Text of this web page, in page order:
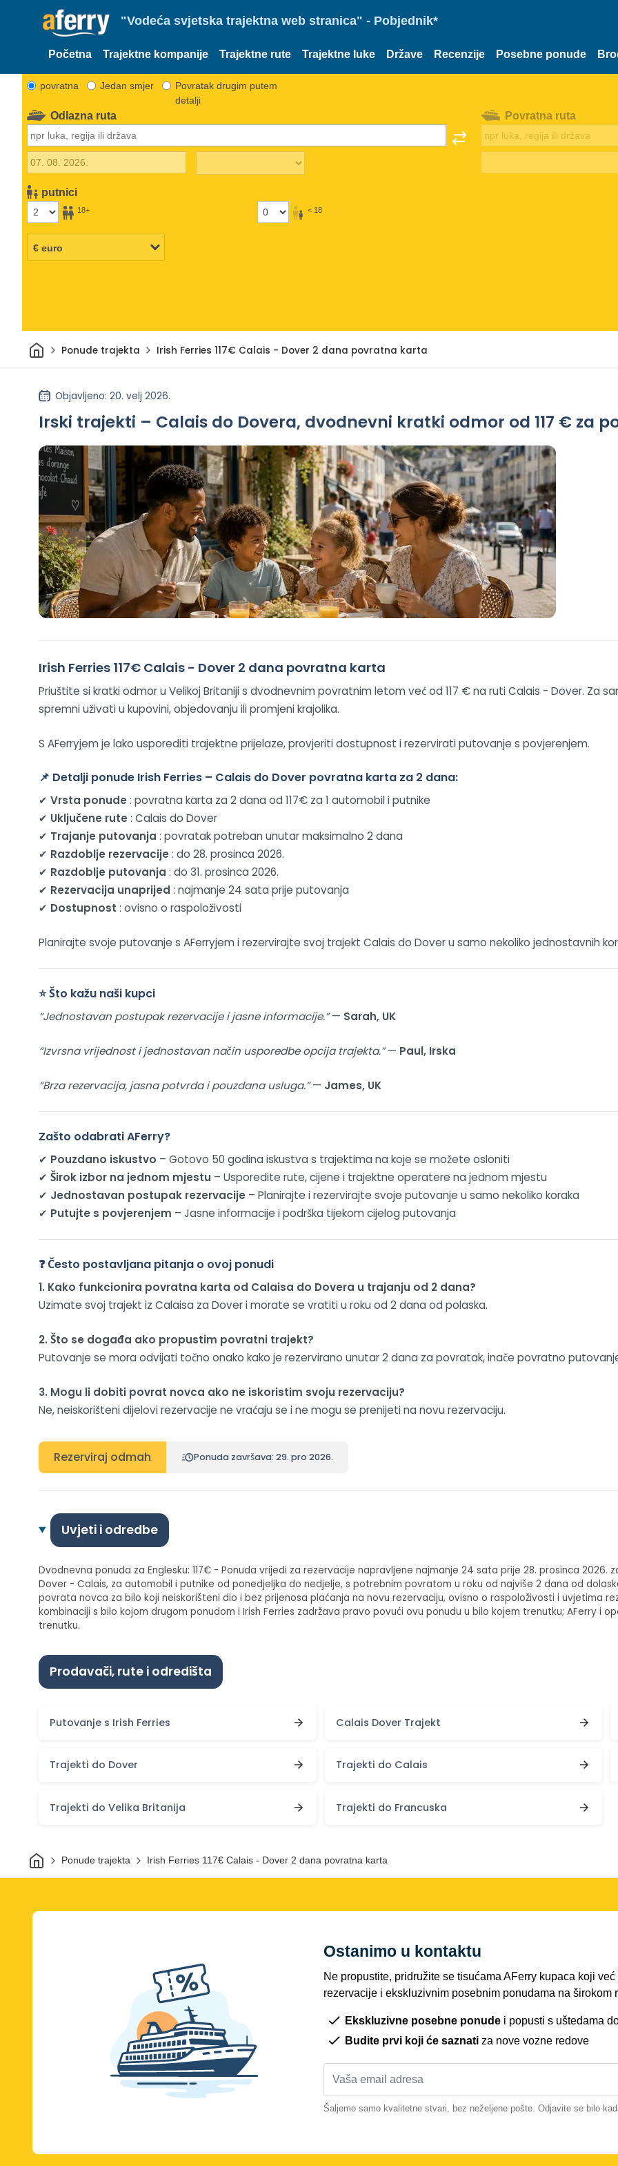
"Vodeća svjetska trajektna web stranica" - Pobjednik*
Početna Trajektne kompanije Trajektne rute Trajektne luke Države Recenzije Posebne ponude
povratna Jedan smjer
Povratak drugim putem
detalji
Odlazna ruta
putnici
18+ < 18
Povratna ruta
DomPonude trajekta Irish Ferries 117€ Calais - Dover 2 dana povratna karta
Objavljeno: 20. velj 2026.
Irski trajekti – Calais do Dovera, dvodnevni kratki odmor od 117 € za
Irish Ferries 117€ Calais - Dover 2 dana povratna karta
Priuštite si kratki odmor u Velikoj Britaniji s dvodnevnim povratnim letom već od 117 € na ruti Calais - Dover. Za
spremni uživati u kupovini, objedovanju ili promjeni krajolika.
S AFerryjem je lako usporediti trajektne prijelaze, provjeriti dostupnost i rezervirati putovanje s povjerenjem.
📌 Detalji ponude Irish Ferries – Calais do Dover povratna karta za 2 dana:
✔ Vrsta ponude: povratna karta za 2 dana od 117€ za 1 automobil i putnike
✔ Uključene rute: Calais do Dover
✔ Trajanje putovanja : povratak potreban unutar maksimalno 2 dana
✔ Razdoblje rezervacije: do 28. prosinca 2026.
✔ Razdoblje putovanja : do 31. prosinca 2026.
✔ Rezervacija unaprijed : najmanje 24 sata prije putovanja
✔ Dostupnost : ovisno o raspoloživosti
Planirajte svoje putovanje s AFerryjem i rezervirajte svoj trajekt Calais do Dover u samo nekoliko jednostavnih
⭐ Što kažu naši kupci
“Jednostavan postupak rezervacije i jasne informacije.”— Sarah, UK
“Izvrsna vrijednost i jednostavan način usporedbe opcija trajekta.”— Paul, Irska
“Brza rezervacija, jasna potvrda i pouzdana usluga.”— James, UK
Zašto odabrati AFerry?
✔ Pouzdano iskustvo – Gotovo 50 godina iskustva s trajektima na koje se možete osloniti
✔ Širok izbor na jednom mjestu – Usporedite rute, cijene i trajektne operatere na jednom mjestu
✔ Jednostavan postupak rezervacije – Planirajte i rezervirajte svoje putovanje u samo nekoliko koraka
✔ Putujte s povjerenjem – Jasne informacije i podrška tijekom cijelog putovanja
❓ Često postavljana pitanja o ovoj ponudi
1. Kako funkcionira povratna karta od Calaisa do Dovera u trajanju od 2 dana?
Uzimate svoj trajekt iz Calaisa za Dover i morate se vratiti u roku od 2 dana od polaska.
2. Što se događa ako propustim povratni trajekt?
Putovanje se mora odvijati točno onako kako je rezervirano unutar 2 dana za povratak, inače povratno
3. Mogu li dobiti povrat novca ako ne iskoristim svoju rezervaciju?
Ne, neiskorišteni dijelovi rezervacije ne vraćaju se i ne mogu se prenijeti na novu rezervaciju.
Rezerviraj odmah Ponuda završava: 29. pro 2026.
Uvjeti i odredbe
Dvodnevna ponuda za Englesku: 117€ - Ponuda vrijedi za rezervacije napravljene najmanje 24 sata prije 28. prosinca 2026.
Dover - Calais, za automobil i putnike od ponedjeljka do nedjelje, s potrebnim povratom u roku od najviše 2 dana od
povrata novca za bilo koji neiskorišteni dio i bez prijenosa plaćanja na novu rezervaciju, ovisno o raspoloživosti i uvjetima
kombinaciji s bilo kojom drugom ponudom i Irish Ferries zadržava pravo povući ovu ponudu u bilo kojem trenutku; AFerry i
trenutku.
Prodavači, rute i odredišta
Putovanje s Irish Ferries Calais Dover Trajekt
Trajekti do Dover Trajekti do Calais
Trajekti do Velika Britanija Trajekti do Francuska
DomPonude trajekta Irish Ferries 117€ Calais - Dover 2 dana povratna karta
Ostanimo u kontaktu
Ne propustite, pridružite se tisućama AFerry kupaca koji
rezervacije i ekskluzivnim posebnim ponudama na širokom
Ekskluzivne posebne ponude i popusti s uštedama
Budite prvi koji će saznati za nove vozne redove
Šaljemo samo kvalitetne stvari, bez neželjene pošte. Odjavite se bilo